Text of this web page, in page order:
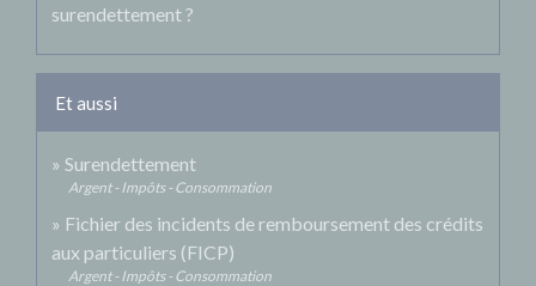
surendettement ?
Et aussi
Surendettement
Argent - Impôts - Consommation
Fichier des incidents de remboursement des crédits
aux particuliers (FICP)
Argent - Impôts - Consommation